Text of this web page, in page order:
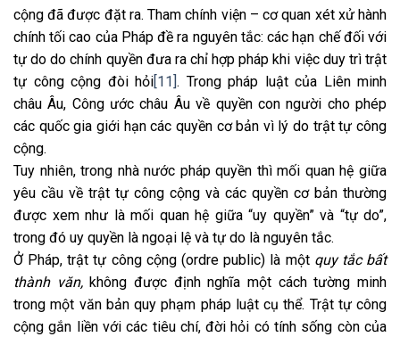
cộng đã được đặt ra. Tham chính viện – cơ quan xét xử hành
chính tối cao của Pháp đề ra nguyên tắc: các hạn chế đối với
tự do do chính quyền đưa ra chỉ hợp pháp khi việc duy trì trật
tự công cộng đòi hỏi [11] . Trong pháp luật của Liên minh
châu Âu, Công ước châu Âu về quyền con người cho phép
các quốc gia giới hạn các quyền cơ bản vì lý do trật tự công
cộng.
Tuy nhiên, trong nhà nước pháp quyền thì mối quan hệ giữa
yêu cầu về trật tự công cộng và các quyền cơ bản thường
được xem như là mối quan hệ giữa “uy quyền” và “tự do”,
trong đó uy quyền là ngoại lệ và tự do là nguyên tắc.
Ở Pháp, trật tự công cộng (ordre public) là một quy tắc bất
thành văn,không được định nghĩa một cách tường minh
trong một văn bản quy phạm pháp luật cụ thể. Trật tự công
cộng gắn liền với các tiêu chí, đời hỏi có tính sống còn của